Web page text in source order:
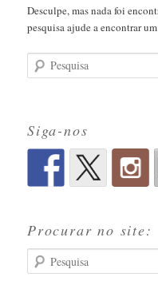
Desculpe, mas nada foi
pesquisa ajude a encontrar
Pesquisa
Siga-nos
Procurar no site:
Pesquisa